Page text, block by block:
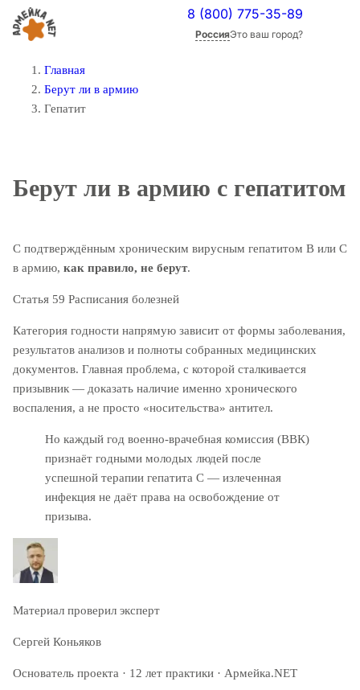
8 (800) 775-35-89
РоссияЭто ваш город?
Главная
Берут ли в армию
Гепатит
Берут ли в армию с гепатитом
С подтверждённым хроническим вирусным гепатитом B или C
в армию, как правило, не берут.
Статья 59 Расписания болезней
Категория годности напрямую зависит от формы заболевания,
результатов анализов и полноты собранных медицинских
документов. Главная проблема, с которой сталкивается
призывник — доказать наличие именно хронического
воспаления, а не просто «носительства» антител.
Но каждый год военно-врачебная комиссия (ВВК)
признаёт годными молодых людей после
успешной терапии гепатита С — излеченная
инфекция не даёт права на освобождение от
призыва.
Материал проверил эксперт
Сергей Коньяков
Основатель проекта · 12 лет практики · Армейка.NET